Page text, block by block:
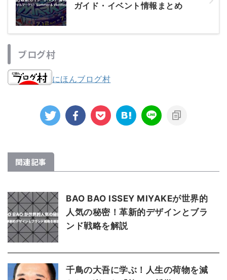
ガイド・イベント情報まとめ
ブログ村
にほんブログ村
関連記事
BAO BAO ISSEY MIYAKEが世界的
人気の秘密！革新的デザインとブラ
ンド戦略を解説
千鳥の大吾に学ぶ！人生の荷物を減